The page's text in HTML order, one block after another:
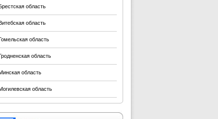
область
область
область
область
область
область